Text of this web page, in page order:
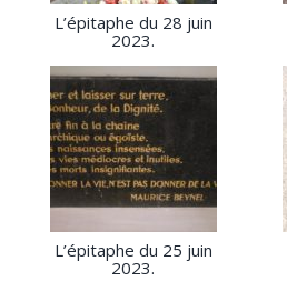
L’épitaphe du 28 juin
2023.
L’épitaphe du 25 juin
2023.